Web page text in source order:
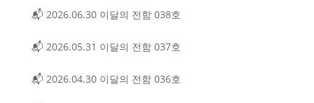
📬 2026.06.30 이달의 전함 038호
📬 2026.05.31 이달의 전함 037호
📬 2026.04.30 이달의 전함 036호